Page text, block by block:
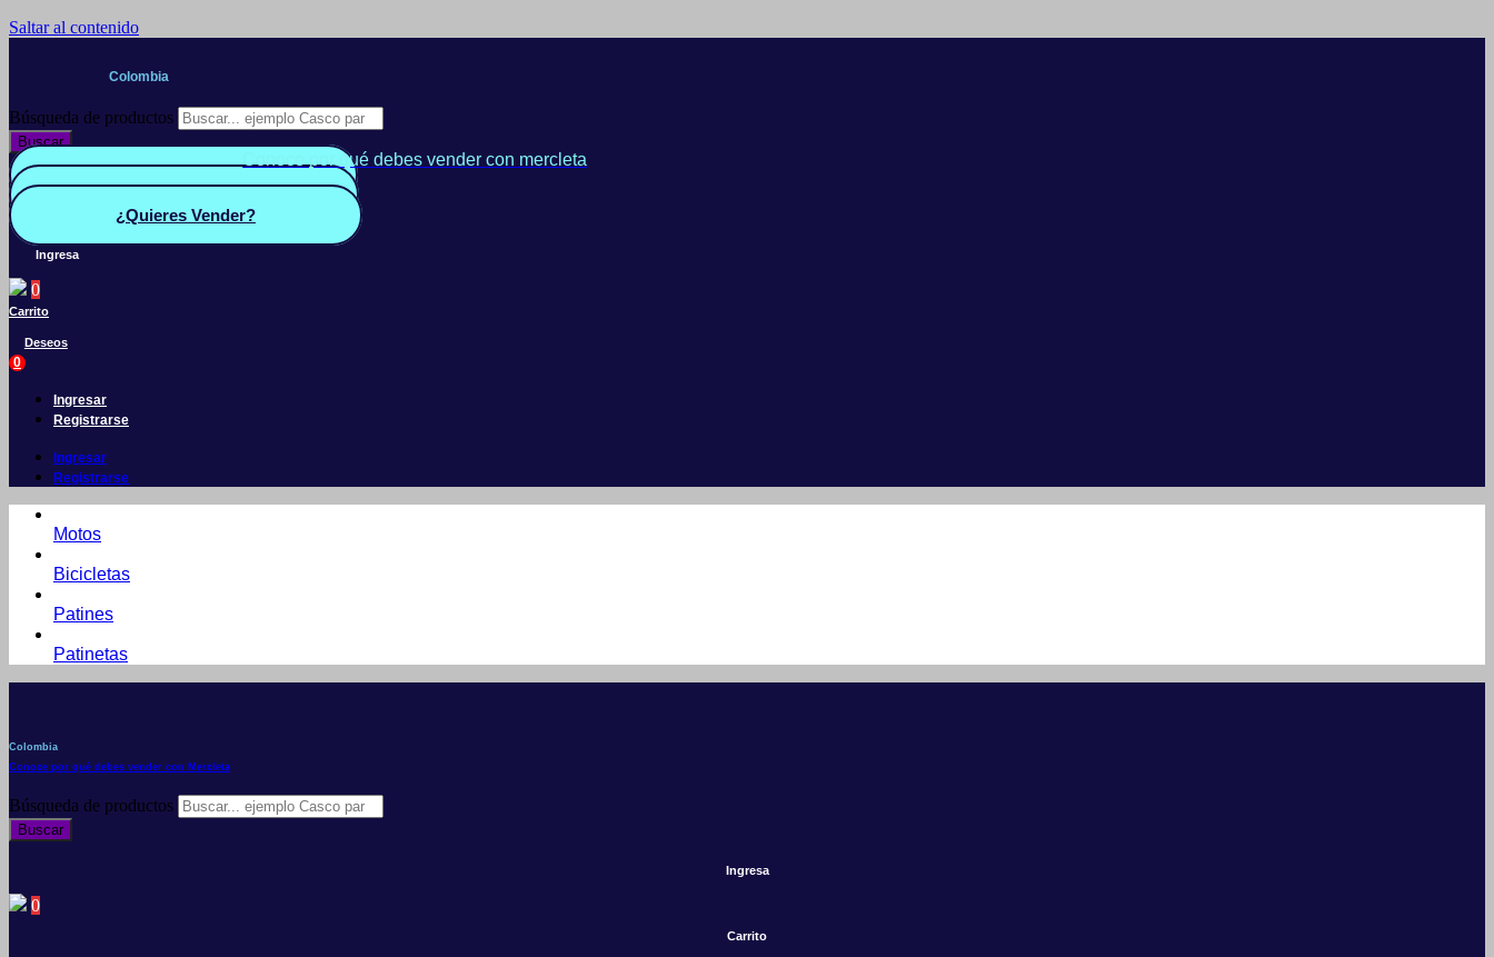
Saltar al contenido
Colombia
Búsqueda de productos
Buscar
Conoce por qué debes vender con mercleta
¿Quieres Vender?
Ingresa
0
Carrito
Deseos
0
Ingresar
Registrarse
Ingresar
Registrarse
Motos
Bicicletas
Patines
Patinetas
Colombia
Conoce por qué debes vender con Mercleta
Búsqueda de productos
Buscar
Ingresa
0
Carrito